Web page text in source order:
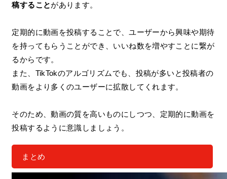
稿することがあります。
定期的に動画を投稿することで、ユーザーから興味や期待
を持ってもらうことができ、いいね数を増やすことに繋が
るからです。
また、TikTokのアルゴリズムでも、投稿が多いと投稿者の
動画をより多くのユーザーに拡散してくれます。
そのため、動画の質を高いものにしつつ、定期的に動画を
投稿するように意識しましょう。
まとめ